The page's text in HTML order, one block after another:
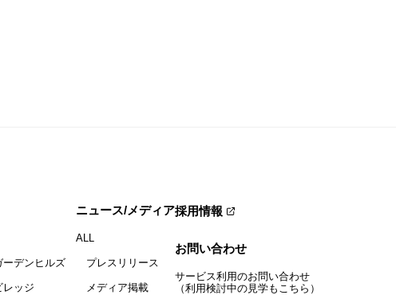
デンヒルズ
ッジ
ニュース/メディア
ALL
プレスリリース
メディア掲載
採用情報
お問い合わせ
サービス利用のお問い合わせ
（利用検討中の見学もこちら）